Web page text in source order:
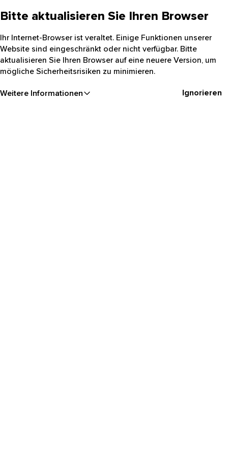
Bitte aktualisieren Sie Ihren Browser
Ihr Internet-Browser ist veraltet. Einige Funktionen unserer
Website sind eingeschränkt oder nicht verfügbar. Bitte
aktualisieren Sie Ihren Browser auf eine neuere Version, um
mögliche Sicherheitsrisiken zu minimieren.
Weitere Informationen Ignorieren